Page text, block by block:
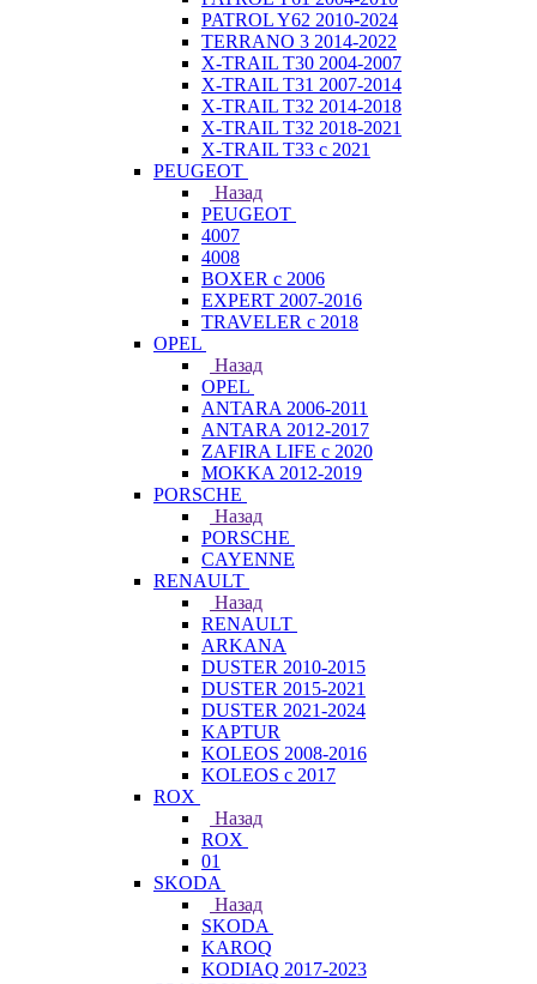
PATROL Y62 2010-2024
TERRANO 3 2014-2022
X-TRAIL T30 2004-2007
X-TRAIL T31 2007-2014
X-TRAIL T32 2014-2018
X-TRAIL T32 2018-2021
X-TRAIL T33 с 2021
PEUGEOT
Назад
PEUGEOT
4007
4008
BOXER с 2006
EXPERT 2007-2016
TRAVELER с 2018
OPEL
Назад
OPEL
ANTARA 2006-2011
ANTARA 2012-2017
ZAFIRA LIFE с 2020
MOKKA 2012-2019
PORSCHE
Назад
PORSCHE
CAYENNE
RENAULT
Назад
RENAULT
ARKANA
DUSTER 2010-2015
DUSTER 2015-2021
DUSTER 2021-2024
KAPTUR
KOLEOS 2008-2016
KOLEOS с 2017
ROX
Назад
ROX
01
SKODA
Назад
SKODA
KAROQ
KODIAQ 2017-2023